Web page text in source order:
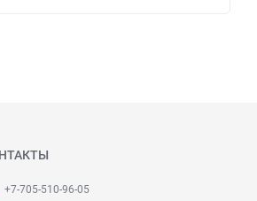
+7-705-510-96-05